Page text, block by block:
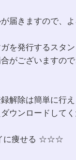
届きますので、よ
を発行するスタ
がございますので
解除は簡単に行え
ウンロードしてく
痩せる ☆☆☆